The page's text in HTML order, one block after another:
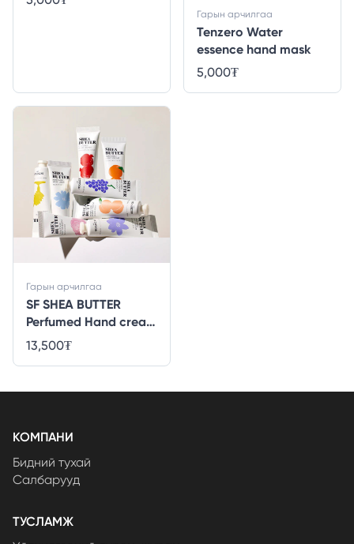
Tenzero Water
essence hand mask
Гарын арчилгаа
5,000₮
SF SHEA BUTTER
Perfumed Hand cream
- 30ml
Гарын арчилгаа
13,500₮
КОМПАНИ
Бидний тухай
Салбарууд
ТУСЛАМЖ